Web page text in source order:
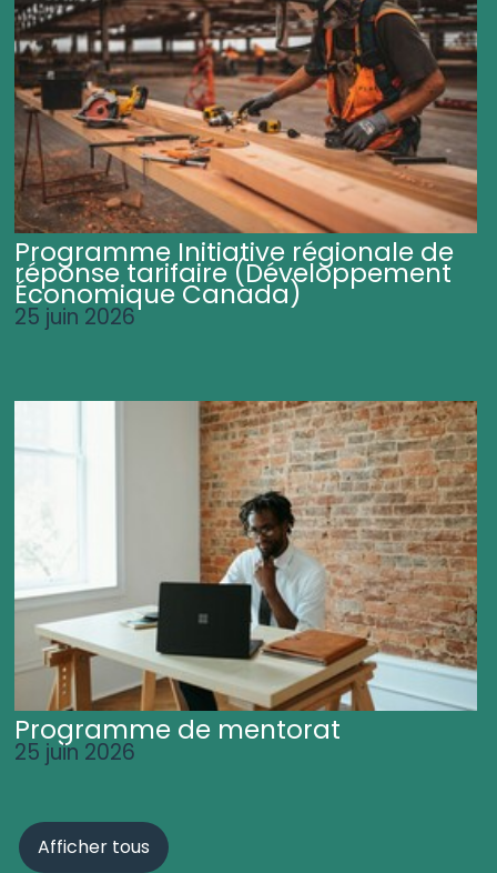
Programme Initiative régionale de
réponse tarifaire (Développement
Économique Canada)
25 juin 2026
Programme de mentorat
25 juin 2026
Afficher tous